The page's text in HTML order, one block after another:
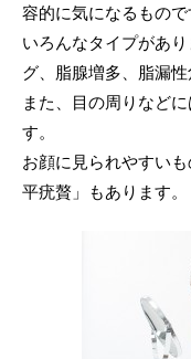
治
肝斑
院長ブ
院長
クリニ
容的に気になるもので
いろんなタイプがあ
グ、脂腺増多、脂漏性
また、目の周りなど
す。
お顔に見られやすい
平疣贅」もあります。